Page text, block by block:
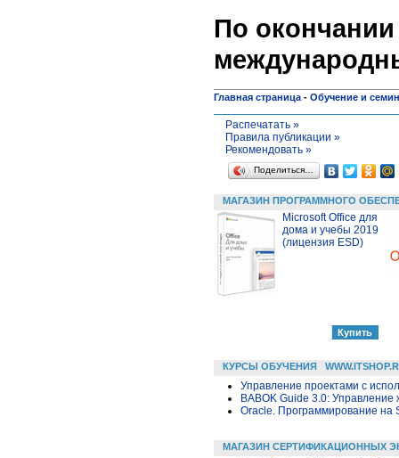
По
Главная страница - Обучение и
Распечатать »
Правила публикации »
Рекомендовать »
Поделиться…
МАГАЗИН ПРОГРАММНОГО
Microsoft Office для
дома и учебы 2019
(лицензия ESD)
КУРСЫ ОБУЧЕНИЯ
Управление проектами с
BABOK Guide 3.0:
Oracle. Программирование на
МАГАЗИН СЕРТИФИКАЦИОННЫХ